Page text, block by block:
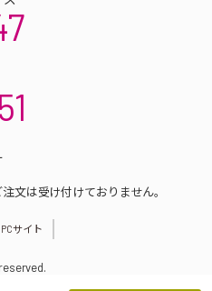
文は受け付けておりません。
PCサイト